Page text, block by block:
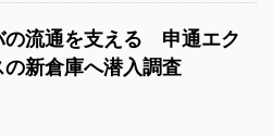
の流通を支える 申通エク
の新倉庫へ潜入調査